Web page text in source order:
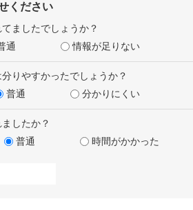
ください
ましたでしょうか？
通 情報が足りない
りやすかったでしょうか？
普通 分かりにくい
したか？
普通 時間がかかった